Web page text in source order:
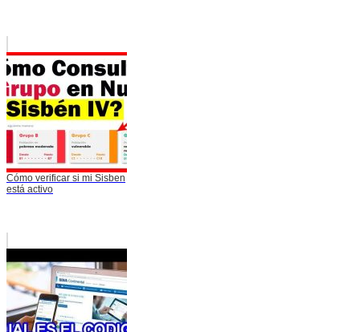
Cómo verificar si mi Sisben
está activo